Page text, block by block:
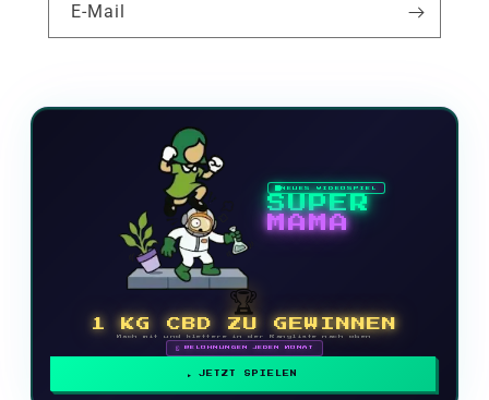
E-Mail
NEUES VIDEOSPIEL
SUPER
MAMA
🏆
1 KG CBD ZU GEWINNEN
Mach mit und klettere in der Rangliste nach oben
🗓 BELOHNUNGEN JEDEN MONAT
JETZT SPIELEN